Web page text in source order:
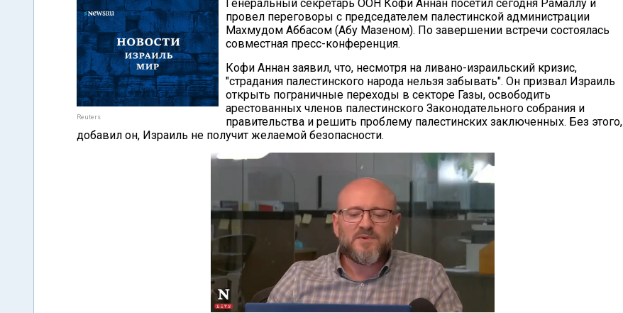
Reuters
Генеральный секретарь ООН Кофи Аннан посетил сегодня Рамаллу и
провел переговоры с председателем палестинской администрации
Махмудом Аббасом (Абу Мазеном). По завершении встречи состоялась
совместная пресс-конференция.
Кофи Аннан заявил, что, несмотря на ливано-израильский кризис,
"страдания палестинского народа нельзя забывать". Он призвал Израиль
открыть пограничные переходы в секторе Газы, освободить
арестованных членов палестинского Законодательного собрания и
правительства и решить проблему палестинских заключенных. Без этого,
добавил он, Израиль не получит желаемой безопасности.